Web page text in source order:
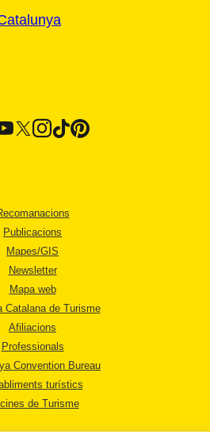
Publicacions
Mapes/GIS
Newsletter
Mapa web
Catalana de Turisme
Afiliacions
Professionals
Convention Bureau
turístics
de Turisme